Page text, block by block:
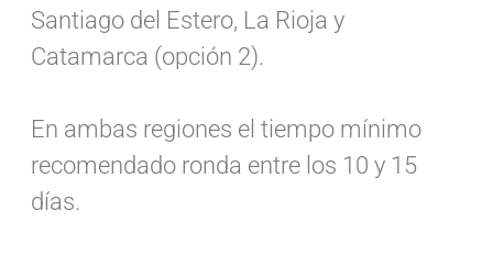
Santiago del Estero, La Rioja y
Catamarca (opción 2).
En ambas regiones el tiempo mínimo
recomendado ronda entre los 10 y 15
días.